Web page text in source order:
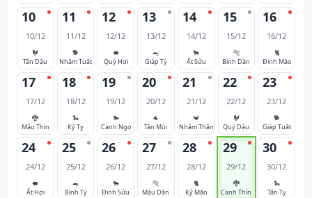
10
10/12
🐓
Tân Dậu
11
11/12
🐕
Nhâm Tuất
12
12/12
🐖
Quý Hợi
13
13/12
🐀
Giáp Tý
14
14/12
🐂
Ất Sửu
15
15/12
🐅
Bính Dần
16
16/12
🐈
Đinh Mão
17
17/12
🐉
Mậu Thìn
18
18/12
🐍
Kỷ Tỵ
19
19/12
🐎
Canh Ngọ
20
20/12
🐐
Tân Mùi
21
21/12
🐒
Nhâm Thân
22
22/12
🐓
Quý Dậu
23
23/12
🐕
Giáp Tuất
24
24/12
🐖
Ất Hợi
25
25/12
🐀
Bính Tý
26
26/12
🐂
Đinh Sửu
27
27/12
🐅
Mậu Dần
28
28/12
🐈
Kỷ Mão
29
29/12
🐉
Canh Thìn
30
30/12
🐍
Tân Tỵ